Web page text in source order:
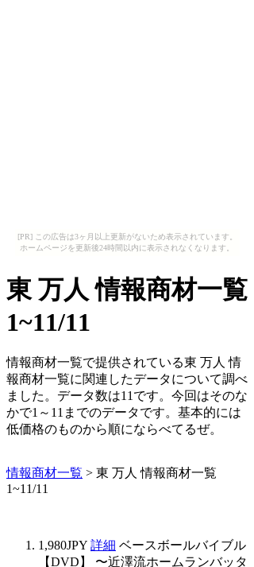
[PR] この広告は3ヶ月以上更新がないため表示されています。
ホームページを更新後24時間以内に表示されなくなります。
東 万人 情報商材一覧
1~11/11
情報商材一覧で提供されている東 万人 情
報商材一覧に関連したデータについて調べ
ました。データ数は11です。今回はそのな
かで1～11までのデータです。基本的には
低価格のものから順にならべてるぜ。
情報商材一覧 > 東 万人 情報商材一覧
1~11/11
1,980JPY 詳細 ベースボールバイブル
【DVD】 〜近澤流ホームランバッタ